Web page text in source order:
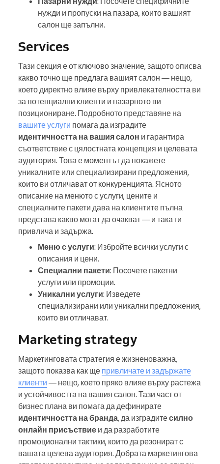
нужди и пропуски на пазара, които вашият
салон ще запълни.
Services
Тази секция е от ключово значение, защото описва
какво точно ще предлага вашият салон — нещо,
което директно влияе върху привлекателността ви
за потенциални клиенти и пазарното ви
позициониране. Подробното представяне на
вашите услуги помага да изградите
идентичността на вашия салон и гарантира
съответствие с цялостната концепция и целевата
аудитория. Това е моментът да покажете
уникалните или специализирани предложения,
които ви отличават от конкуренцията. Ясното
описание на менюто с услуги, цените и
специалните пакети дава на клиентите пълна
представа какво могат да очакват — и така ги
привлича и задържа.
Меню с услуги: Избройте всички услуги с
описания и цени.
Специални пакети: Посочете пакетни
услуги или промоции.
Уникални услуги: Изведете
специализирани или уникални предложения,
които ви отличават.
Marketing strategy
Маркетинговата стратегия е жизненоважна,
защото показва как ще привличате и задържате
клиенти — нещо, което пряко влияе върху растежа
и устойчивостта на вашия салон. Тази част от
бизнес плана ви помага да дефинирате
идентичността на бранда, да изградитесилно
онлайн присъствие и да разработите
промоционални тактики, които да резонират с
вашата целева аудитория. Добрата маркетингова